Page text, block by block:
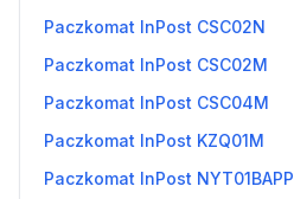
Paczkomat InPost CSC02N
Paczkomat InPost CSC02M
Paczkomat InPost CSC04M
Paczkomat InPost KZQ01M
Paczkomat InPost NYT01BAPP